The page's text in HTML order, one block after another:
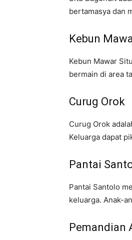
bertamasya dan
Kebun
Kebun Mawar
bermain di area
Curug Orok
Curug Orok
Keluarga dapat
Pantai
Pantai Santolo
keluarga. Anak-
Pemandian